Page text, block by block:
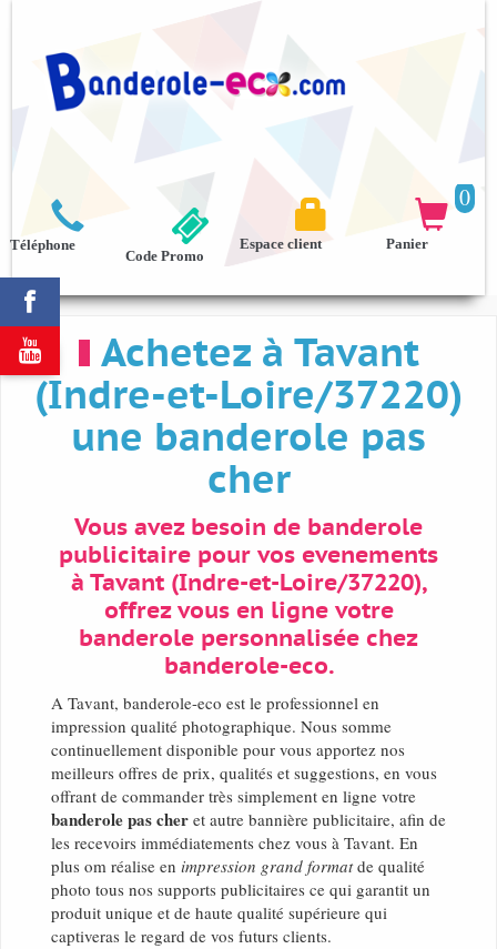



Téléphone
0

Panier

Espace client
Code Promo
Achetez à Tavant
(Indre-et-Loire/37220)
une banderole pas
cher
Vous avez besoin de banderole
publicitaire pour vos evenements
à Tavant (Indre-et-Loire/37220),
offrez vous en ligne votre
banderole personnalisée chez
banderole-eco.
A Tavant, banderole-eco est le professionnel en
impression qualité photographique. Nous somme
continuellement disponible pour vous apportez nos
meilleurs offres de prix, qualités et suggestions, en vous
offrant de commander très simplement en ligne votre
banderole pas cher et autre bannière publicitaire, afin de
les recevoirs immédiatements chez vous à Tavant. En
plus om réalise en impression grand formatde qualité
photo tous nos supports publicitaires ce qui garantit un
produit unique et de haute qualité supérieure qui
captiveras le regard de vos futurs clients.